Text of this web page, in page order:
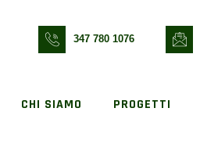
347 780 1076
CHI SIAMO PROGETTI